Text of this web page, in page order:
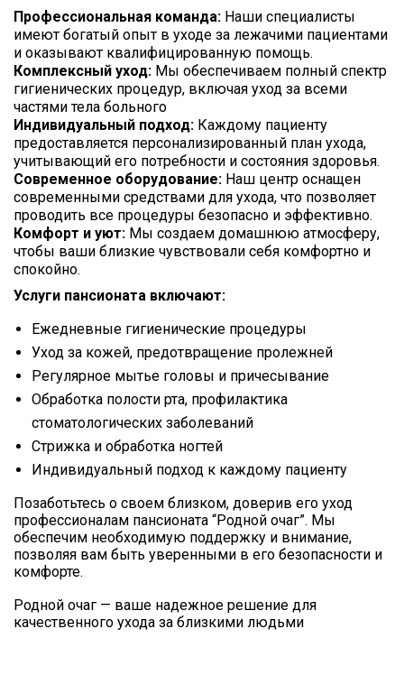
Профессиональная команда: Наши специалисты
имеют богатый опыт в уходе за лежачими пациентами
и оказывают квалифицированную помощь.
Комплексный уход: Мы обеспечиваем полный спектр
гигиенических процедур, включая уход за всеми
частями тела больного
Индивидуальный подход: Каждому пациенту
предоставляется персонализированный план ухода,
учитывающий его потребности и состояния здоровья.
Современное оборудование: Наш центр оснащен
современными средствами для ухода, что позволяет
проводить все процедуры безопасно и эффективно.
Комфорт и уют: Мы создаем домашнюю атмосферу,
чтобы ваши близкие чувствовали себя комфортно и
спокойно.
Услуги пансионата включают:
Ежедневные гигиенические процедуры
Уход за кожей, предотвращение пролежней
Регулярное мытье головы и причесывание
Обработка полости рта, профилактика
стоматологических заболеваний
Стрижка и обработка ногтей
Индивидуальный подход к каждому пациенту
Позаботьтесь о своем близком, доверив его уход
профессионалам пансионата “Родной очаг”. Мы
обеспечим необходимую поддержку и внимание,
позволяя вам быть уверенными в его безопасности и
комфорте.
Родной очаг — ваше надежное решение для
качественного ухода за близкими людьми